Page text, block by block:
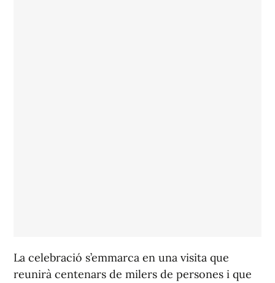
La celebració s’emmarca en una visita que
reunirà centenars de milers de persones i que